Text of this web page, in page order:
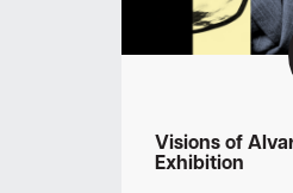
Visions of
Exhibition